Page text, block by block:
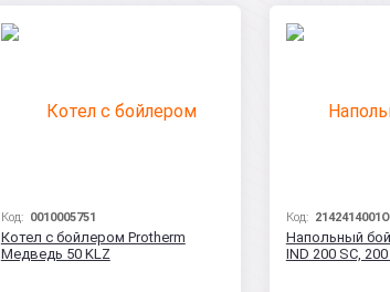
Код: 0010005751
Котел с бойлером Protherm
Медведь 50 KLZ
Код:
Напольный
IND 200 SC,